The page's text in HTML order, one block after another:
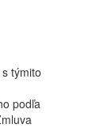
týmito
podľa